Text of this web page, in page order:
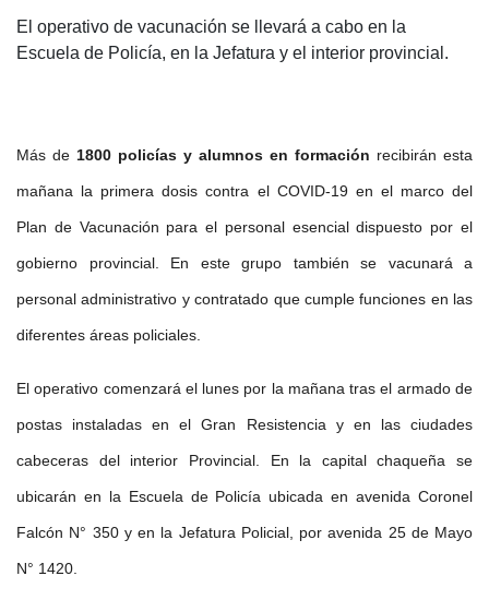
El operativo de vacunación se llevará a cabo en la
Escuela de Policía, en la Jefatura y el interior provincial.
Más de 1800 policías y alumnos en formación recibirán esta
mañana la primera dosis contra el COVID-19 en el marco del
Plan de Vacunación para el personal esencial dispuesto por el
gobierno provincial. En este grupo también se vacunará a
personal administrativo y contratado que cumple funciones en las
diferentes áreas policiales.
El operativo comenzará el lunes por la mañana tras el armado de
postas instaladas en el Gran Resistencia y en las ciudades
cabeceras del interior Provincial. En la capital chaqueña se
ubicarán en la Escuela de Policía ubicada en avenida Coronel
Falcón N° 350 y en la Jefatura Policial, por avenida 25 de Mayo
N° 1420.